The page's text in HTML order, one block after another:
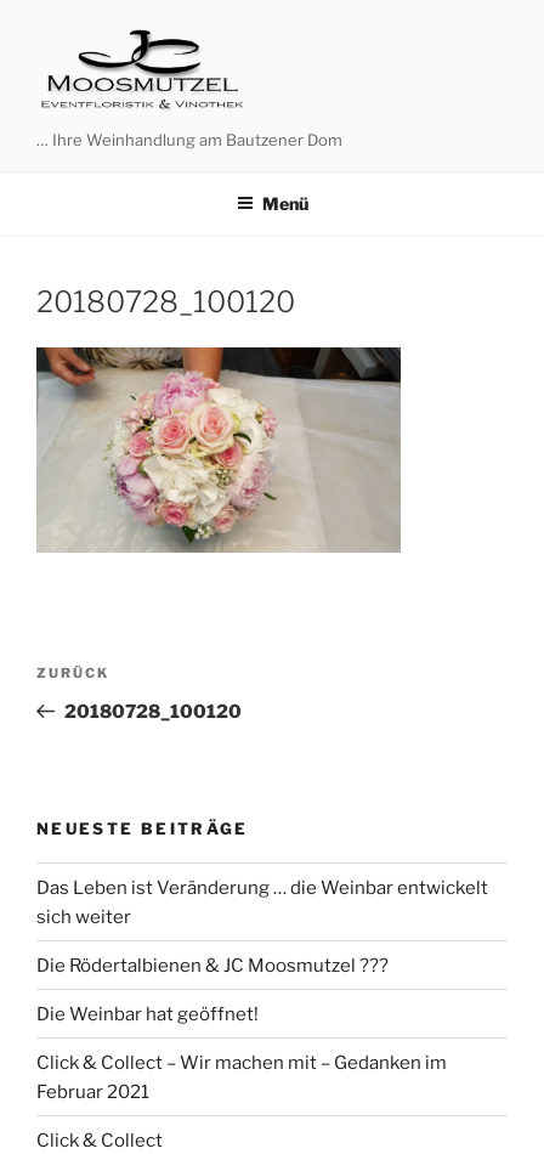
springen
… Ihre Weinhandlung am Bautzener Dom
Menü
20180728_100120
Beitragsnavigation
Vorheriger
Beitrag
ZURÜCK
20180728_100120
NEUESTE BEITRÄGE
Das Leben ist Veränderung … die Weinbar entwickelt
sich weiter
Die Rödertalbienen & JC Moosmutzel ???
Die Weinbar hat geöffnet!
Click & Collect – Wir machen mit – Gedanken im
Februar 2021
Click & Collect